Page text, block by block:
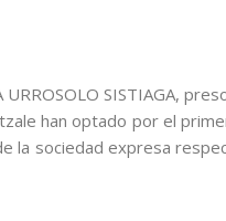
URROSOLO SISTIAGA,
han optado por el
la sociedad expresa